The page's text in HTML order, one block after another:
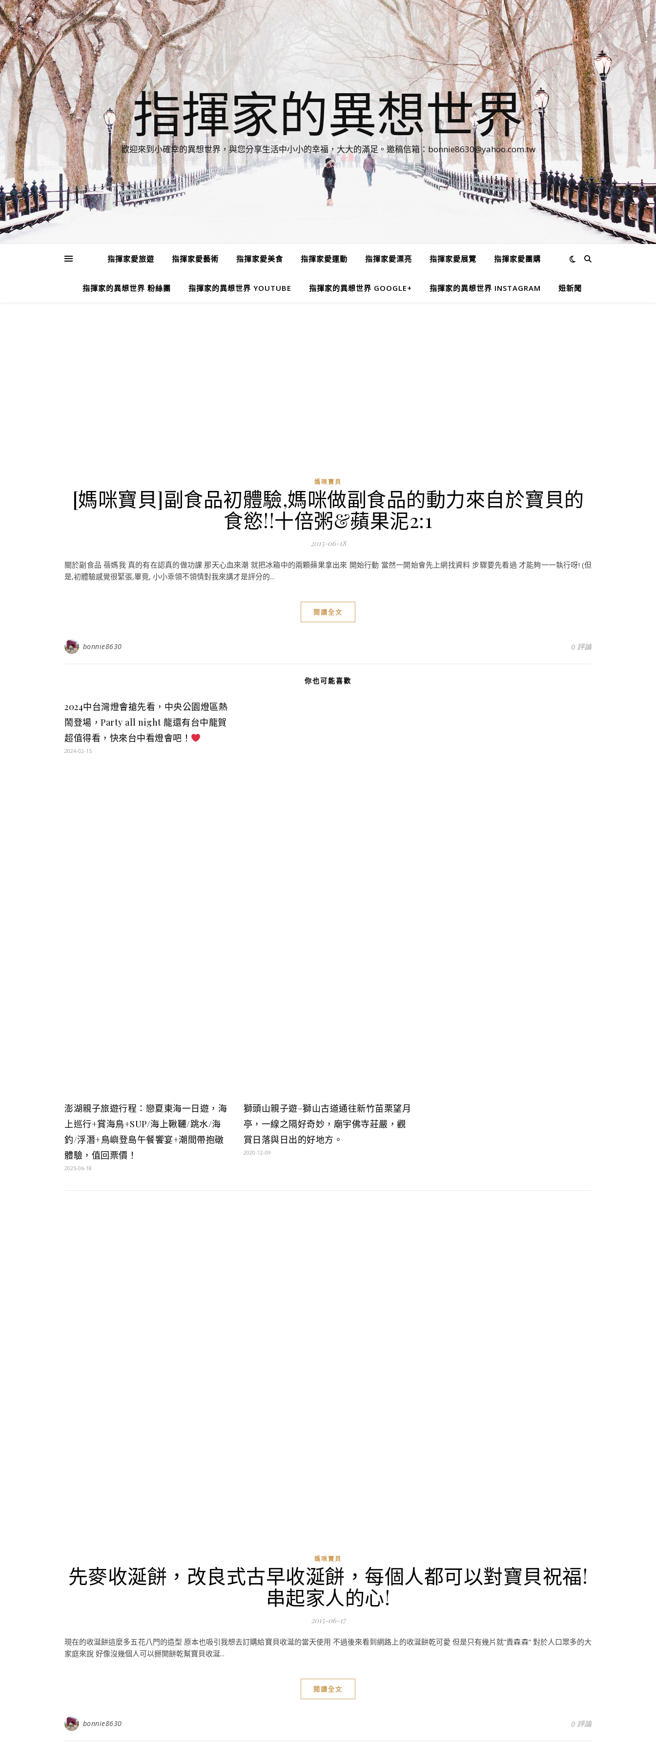
指揮家的異想世界
歡迎來到小確幸的異想世界，與您分享生活中小小的幸福，大大的滿足。邀稿信箱：bonnie8630@yahoo.com.tw
指揮家愛旅遊 指揮家愛藝術 指揮家愛美食 指揮家愛運動 指揮家愛漂亮 指揮家愛展覽 指揮家愛團購
指揮家的異想世界 粉絲團 指揮家的異想世界 YOUTUBE 指揮家的異想世界 GOOGLE+ 指揮家的異想世界 INSTAGRAM 妞新聞
媽咪寶貝
[媽咪寶貝]副食品初體驗,媽咪做副食品的動力來自於寶貝的
食慾!!十倍粥&蘋果泥2:1
2015-06-18
關於副食品 蓓媽我 真的有在認真的做功課 那天心血來潮 就把冰箱中的兩顆蘋果拿出來 開始行動 當然一開始會先上網找資料 步驟要先看過 才能夠一一執行呀! (但
是,初體驗感覺很緊張,畢竟, 小小乖領不領情對我來講才是評分的...
閱讀全文
bonnie8630 0 評論
你也可能喜歡
2024中台灣燈會搶先看，中央公園燈區熱
鬧登場，Party all night 龍還有台中龍賀
超值得看，快來台中看燈會吧！
2024-02-15
澎湖親子旅遊行程：戀夏東海一日遊，海
上巡行+賞海鳥+SUP/海上鞦韆/跳水/海
釣/浮潛+鳥嶼登島午餐饗宴+潮間帶抱礅
體驗，值回票價！
2025-06-18
獅頭山親子遊–獅山古道通往新竹苗栗望月
亭，一線之隔好奇妙，廟宇佛寺莊嚴，觀
賞日落與日出的好地方。
2020-12-09
媽咪寶貝
先麥收涎餅，改良式古早收涎餅，每個人都可以對寶貝祝福!
串起家人的心!
2015-06-17
現在的收涎餅這麼多五花八門的造型 原本也吸引我想去訂購給寶貝收涎的當天使用 不過後來看到網路上的收涎餅乾可愛 但是只有幾片就”貴森森” 對於人口眾多的大
家庭來說 好像沒幾個人可以掰開餅乾幫寶貝收涎...
閱讀全文
bonnie8630 0 評論